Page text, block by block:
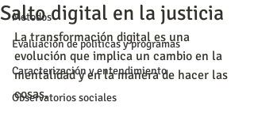
Metodos
Evaluación de políticas y programas
Caracterización y entendimiento
Observatorios sociales
Salto digital en la justicia
La transformación digital es una
evolución que implica un cambio en la
mentalidad y en la manera de hacer las
cosas.